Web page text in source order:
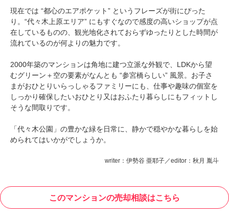
現在では “都心のエアポケット” というフレーズが街にぴった
り。“代々木上原エリア” にもすぐなので感度の高いショップが点
在しているものの、観光地化されておらずゆったりとした時間が
流れているのが何よりの魅力です。
2000年築のマンションは角地に建つ立派な外観で、LDKから望
むグリーン＋空の要素がなんとも “参宮橋らしい” 風景。お子さ
まがおひとりいらっしゃるファミリーにも、仕事や趣味の個室を
しっかり確保したいおひとり又はおふたり暮らしにもフィットし
そうな間取りです。
「代々木公園」の豊かな緑を日常に、静かで穏やかな暮らしを始
められてはいかがでしょうか。
writer：伊勢谷 亜耶子／editor：秋月 胤斗
このマンションの売却相談はこちら